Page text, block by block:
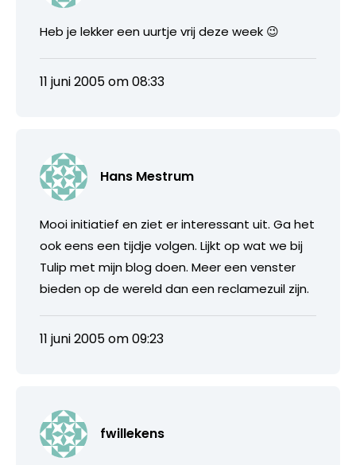
Heb je lekker een uurtje vrij deze week 😉
11 juni 2005 om 08:33
Hans Mestrum
Mooi initiatief en ziet er interessant uit. Ga het
ook eens een tijdje volgen. Lijkt op wat we bij
Tulip met mijn blog doen. Meer een venster
bieden op de wereld dan een reclamezuil zijn.
11 juni 2005 om 09:23
fwillekens